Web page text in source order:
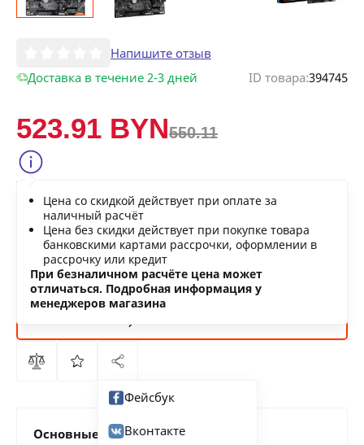
Напишите отзыв
Доставка в течение 2-3 дней
ID товара:394745
523.91 BYN550.11
Цена со скидкой действует при оплате за
наличный расчёт
Цена без скидки действует при покупке товара
банковскими картами рассрочки, оформлении в
рассрочку или кредит
При безналичном расчёте цена может
отличаться. Подробная информация у
менеджеров магазина
Нашли дешевле?
Фейсбук
Вконтакте
Основные характеристики